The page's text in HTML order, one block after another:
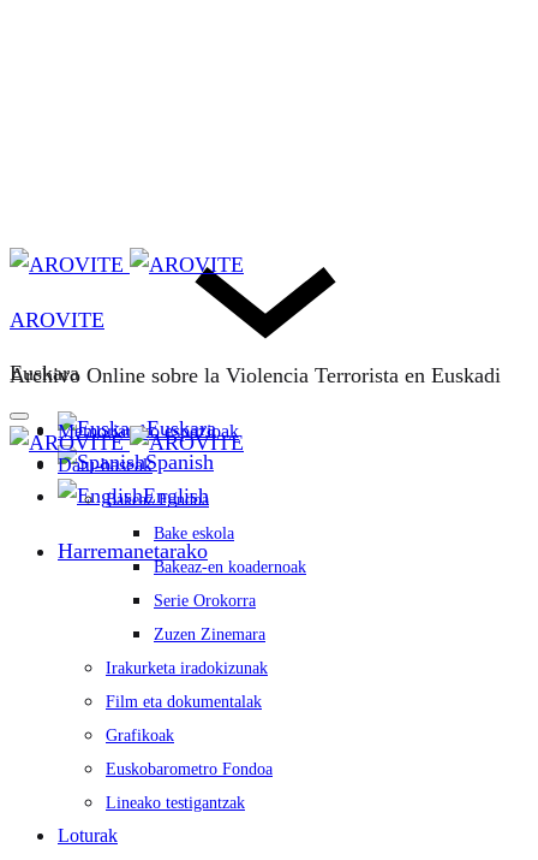
Euskara
Euskara
Spanish
English
Harremanetarako
AROVITE
Archivo Online sobre la Violencia Terrorista en Euskadi
Memoriarako espazioak
Datu-baseak
Bakeaz Fondoa
Bake eskola
Bakeaz-en koadernoak
Serie Orokorra
Zuzen Zinemara
Irakurketa iradokizunak
Film eta dokumentalak
Grafikoak
Euskobarometro Fondoa
Lineako testigantzak
Loturak